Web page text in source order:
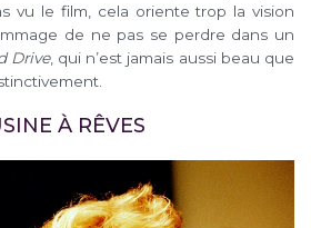
vu le film, cela oriente trop la vision
de ne pas se perdre dans un
Drive, qui n’est jamais aussi beau que
À RÊVES